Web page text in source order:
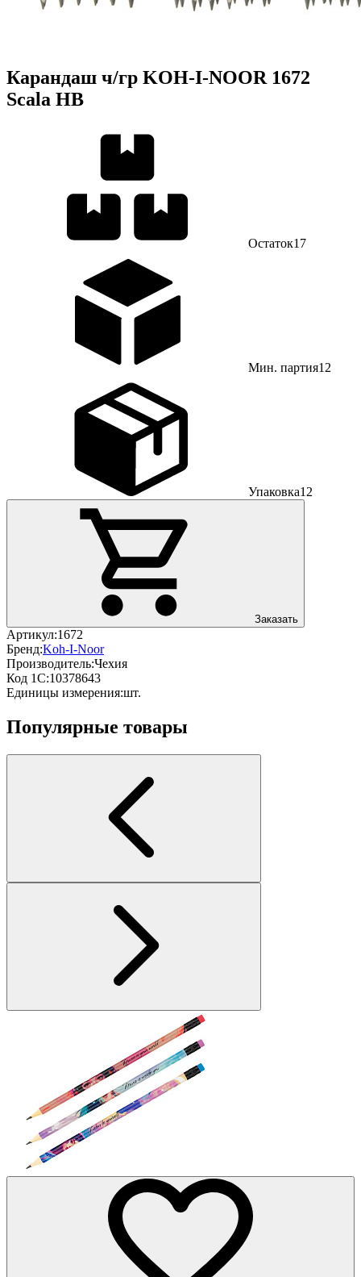
Карандаш ч/гр KOH-I-NOOR 1672
Scala HB
Остаток17
Мин. партия12
Упаковка12
Заказать
Артикул:1672
Бренд:Koh-I-Noor
Производитель:Чехия
Код 1С:10378643
Единицы измерения:шт.
Популярные товары